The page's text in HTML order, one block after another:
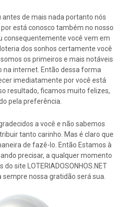
antes de mais nada portanto nós
está conosco também no nosso
consequentemente você vem em
dos sonhos certamente você
os primeiros e mais notáveis
na internet. Então dessa forma
imediatamente por você está
resultado, ficamos muito felizes,
pela preferência.
a você e não sabemos
tanto carinho. Mas é claro que
de fazê-lo. Então Estamos à
precisar, a qualquer momento
do site LOTERIADOSONHOS.NET
sempre nossa gratidão será sua.